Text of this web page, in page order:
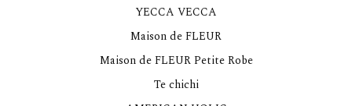
YECCA VECCA
Maison de FLEUR
Maison de FLEUR Petite Robe
Te chichi